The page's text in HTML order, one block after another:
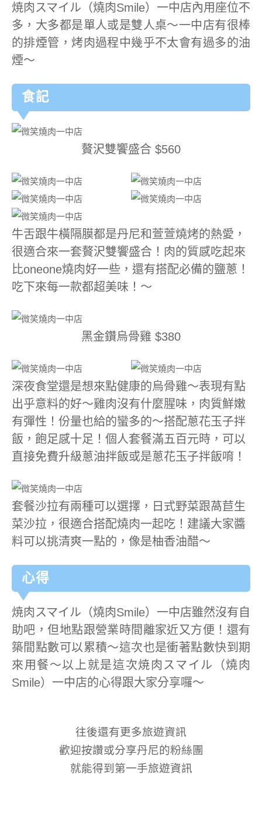
焼肉スマイル（燒肉Smile）一中店內用座位不
多，大多都是單人或是雙人桌～一中店有很棒
的排煙管，烤肉過程中幾乎不太會有過多的油
煙～
食記
贅沢雙饗盛合 $560
牛舌跟牛橫隔膜都是丹尼和萱萱燒烤的熱愛，
很適合來一套贅沢雙饗盛合！肉的質感吃起來
比oneone燒肉好一些，還有搭配必備的鹽蔥！
吃下來每一款都超美味！～
黑金鑽烏骨雞 $380
深夜食堂還是想來點健康的烏骨雞～表現有點
出乎意料的好～雞肉沒有什麼腥味，肉質鮮嫩
有彈性！份量也給的蠻多的～搭配蔥花玉子拌
飯，飽足感十足！個人套餐滿五百元時，可以
直接免費升級蔥油拌飯或是蔥花玉子拌飯唷！
套餐沙拉有兩種可以選擇，日式野菜跟萵苣生
菜沙拉，很適合搭配燒肉一起吃！建議大家醬
料可以挑清爽一點的，像是柚香油醋～
心得
焼肉スマイル（燒肉Smile）一中店雖然沒有自
助吧，但地點跟營業時間離家近又方便！還有
築間點數可以累積～這次也是衝著點數快到期
來用餐～以上就是這次焼肉スマイル（燒肉
Smile）一中店的心得跟大家分享囉～
往後還有更多旅遊資訊
歡迎按讚或分享丹尼的粉絲團
就能得到第一手旅遊資訊